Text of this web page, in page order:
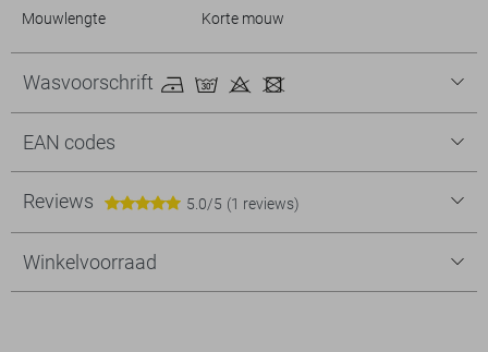
Mouwlengte
Korte mouw
Wasvoorschrift
EAN codes
Reviews 5.0/5 (1 reviews)
Winkelvoorraad